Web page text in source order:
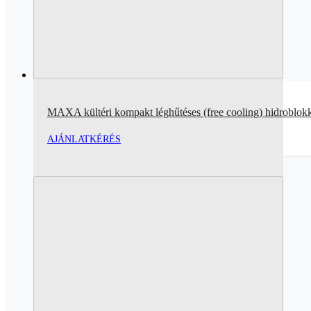
MAXA kültéri kompakt léghűtéses (free cooling)
AJÁNLATKÉRÉS